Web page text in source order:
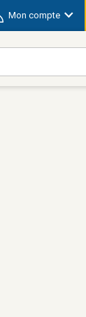
Mon compte